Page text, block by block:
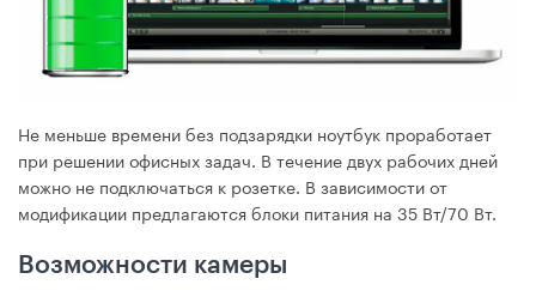
Не меньше времени без подзарядки ноутбук проработает
при решении офисных задач. В течение двух рабочих дней
можно не подключаться к розетке. В зависимости от
модификации предлагаются блоки питания на 35 Вт/70 Вт.
Возможности камеры